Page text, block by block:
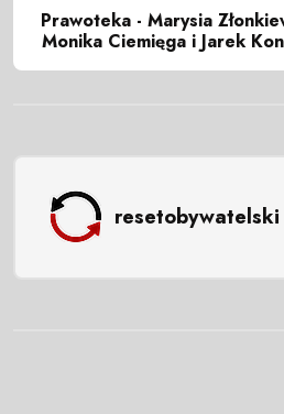
Prawoteka - Marysia
Monika Ciemięga i Jarek
resetobywatelski